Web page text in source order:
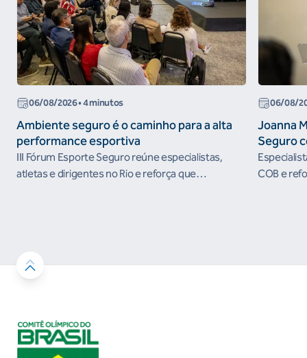
06/08/2026• 4 minutos
Ambiente seguro é o caminho para a alta
performance esportiva
III Fórum Esporte Seguro reúne especialistas,
atletas e dirigentes no Rio e reforça que
06/08/
Joanna
Seguro
COB e